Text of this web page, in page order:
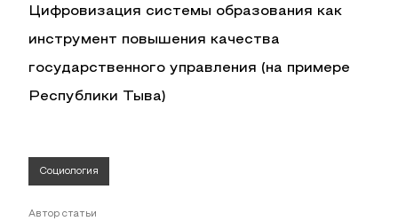
Цифровизация системы образования как
инструмент повышения качества
государственного управления (на примере
Республики Тыва)
Социология
Автор статьи